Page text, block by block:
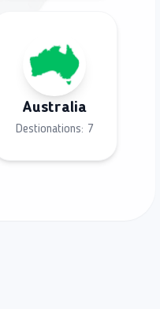
Australia
Destionations: 7